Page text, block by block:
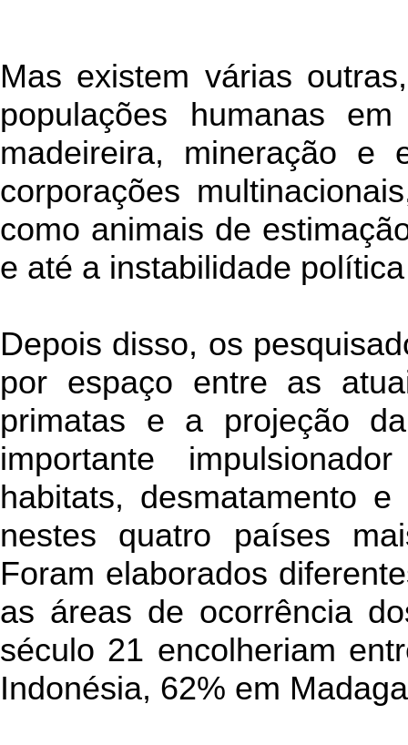
Mas existem várias
populações humanas
madeireira, mineração e
corporações
como animais de
e até a instabilidade
Depois disso, os
por espaço entre as
primatas e a projeção
importante
habitats, desmatamento
nestes quatro países
Foram elaborados
as áreas de ocorrência
século 21 encolheriam
Indonésia, 62% em